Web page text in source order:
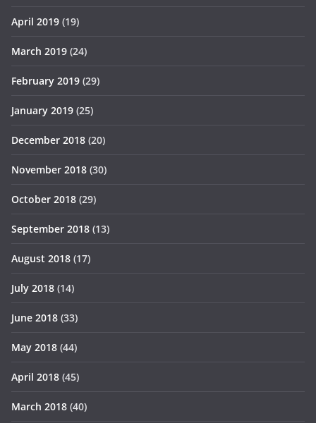
April 2019 (19)
March 2019 (24)
February 2019 (29)
January 2019 (25)
December 2018 (20)
November 2018 (30)
October 2018 (29)
September 2018 (13)
August 2018 (17)
July 2018 (14)
June 2018 (33)
May 2018 (44)
April 2018 (45)
March 2018 (40)